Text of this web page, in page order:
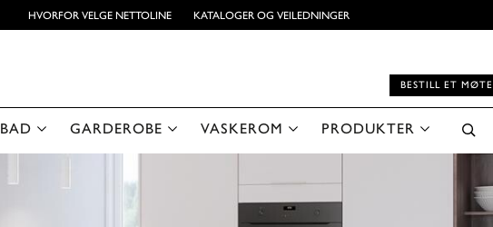
HVORFOR VELGE NETTOLINE KATALOGER OG VEILEDNINGER
BESTILL ET MØTE
BAD GARDEROBE VASKEROM PRODUKTER